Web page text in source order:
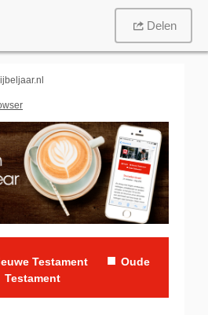
Delen
Testament ■ Oude
Testament